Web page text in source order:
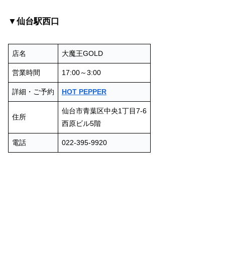
▼仙台駅西口
店名 大魔王GOLD
営業時間 17:00～3:00
詳細・ご予約 HOT PEPPER
住所
仙台市青葉区中央1丁目7-6
西原ビル5階
電話 022-395-9920